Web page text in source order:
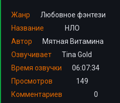
Жанр
Любовное фэнтези
Название
НЛО
Автор
Мятная Витамина
Озвучивает
Tina Gold
Время озвучки
06:07:34
Просмотров
149
Комментариев
0